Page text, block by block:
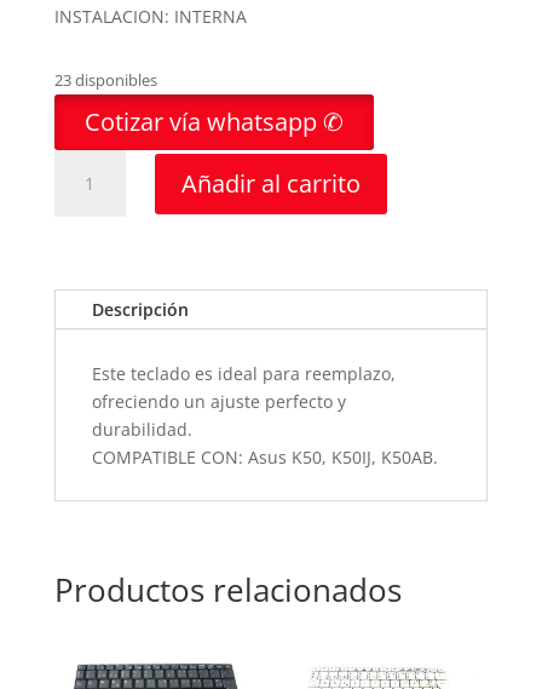
INSTALACION: INTERNA
23 disponibles
Cotizar vía whatsapp ✆
PORTATIL
cantidad
Añadir al carrito
Descripción
Este teclado es ideal para reemplazo,
ofreciendo un ajuste perfecto y
durabilidad.
COMPATIBLE CON: Asus K50, K50IJ, K50AB.
Productos relacionados